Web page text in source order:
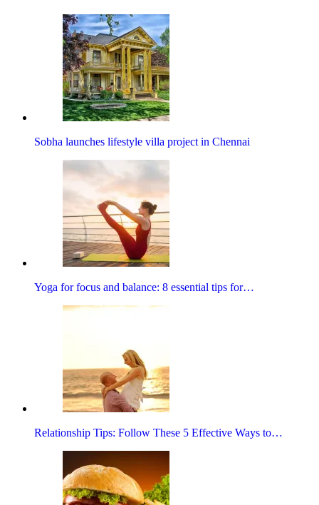
Sobha launches lifestyle villa project in Chennai
Yoga for focus and balance: 8 essential tips for…
Relationship Tips: Follow These 5 Effective Ways to…